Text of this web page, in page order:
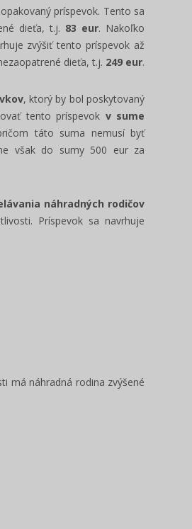
pracovať s
príspevok. Tento sa
dieťa, t.j. 83 eur. Nakoľko
zvýšiť tento príspevok až
dieťa, t.j. 249 eur.
, ktorý by bol poskytovaný
tento príspevok v sume
táto suma nemusí byť
však do sumy 500 eur za
náhradných rodičov
Príspevok sa navrhuje
má náhradná rodina zvýšené